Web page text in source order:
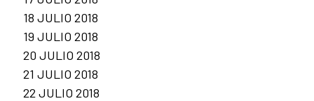
18 JULIO 2018
19 JULIO 2018
20 JULIO 2018
21 JULIO 2018
22 JULIO 2018